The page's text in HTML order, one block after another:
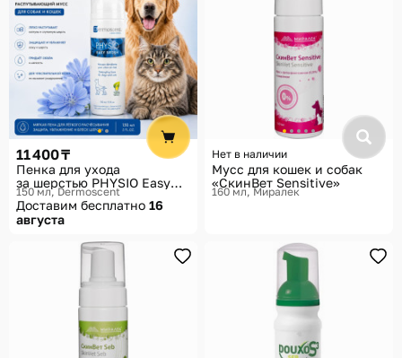
11 400 ₸
Пенка для ухода
за шерстью PHYSIO Easy
Brush
150 мл Dermoscent
Доставим бесплатно 16
августа
Нет в наличии
Мусс для кошек и собак
«СкинВет Sensitive»
160 мл Миралек